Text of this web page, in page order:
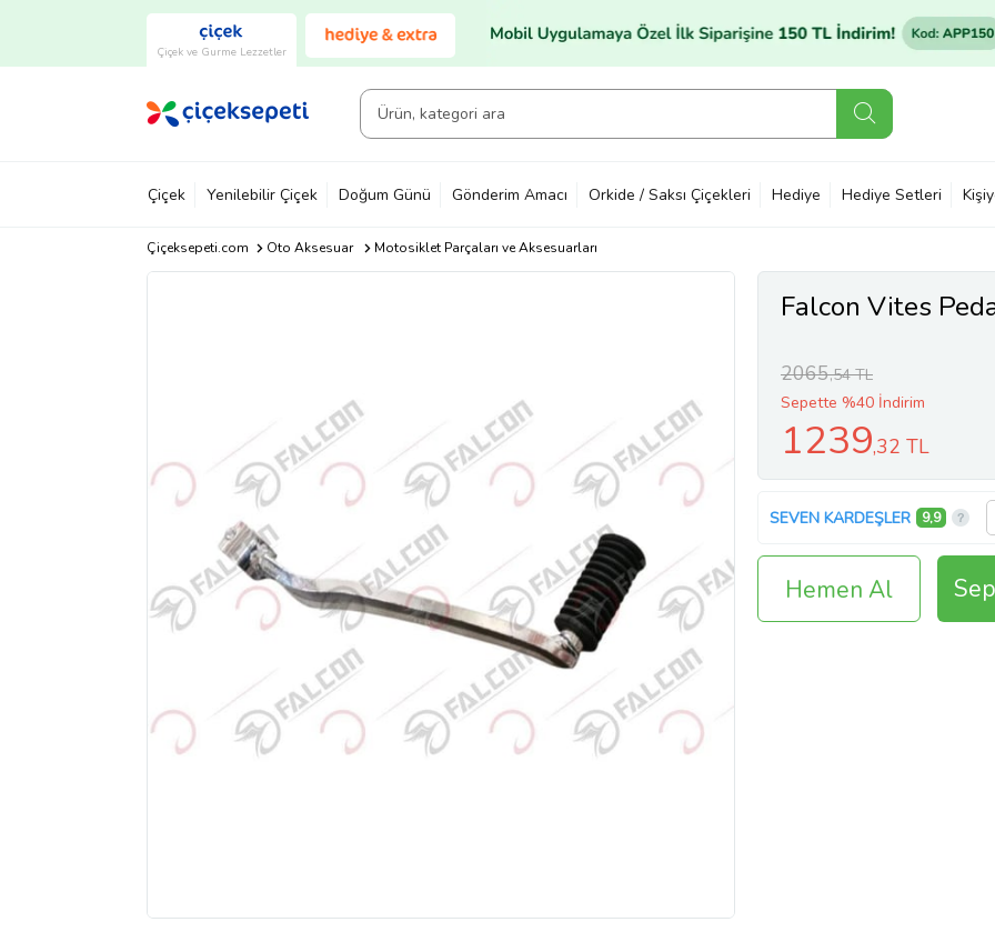
Çiçek ve Gurme Lezzetler
Çiçek Yenilebilir Çiçek Doğum Günü Gönderim Amacı Orkide / Saksı Çiçekleri Hediye Hediye Setleri
Çiçeksepeti.com Oto Aksesuar Motosiklet Parçaları ve Aksesuarları
Falcon Vites
2065,54 TL
Sepette %40 İndirim
1239,32 TL
SEVEN KARDEŞLER 9,9
Hemen Al